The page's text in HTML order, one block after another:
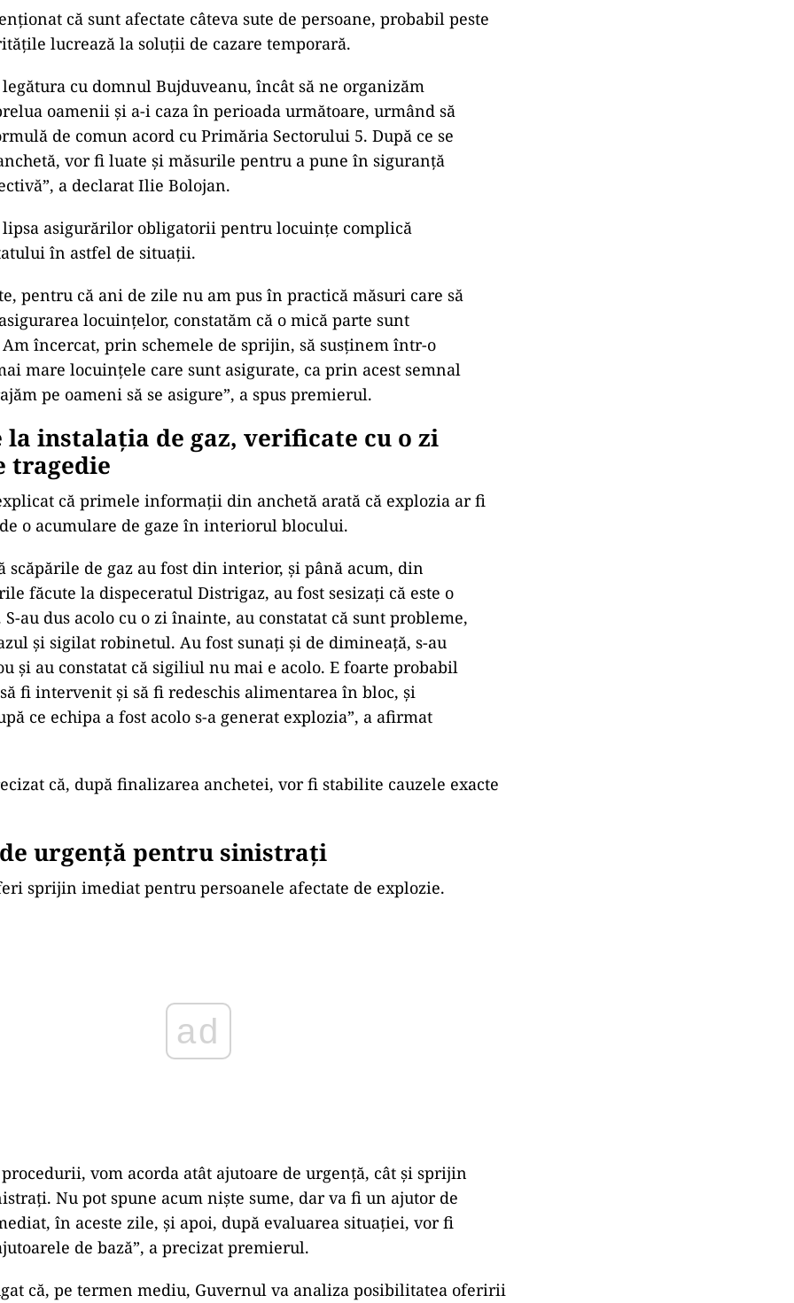
ționat că sunt afectate câteva sute de persoane, probabil peste
lucrează la soluții de cazare temporară.
cu domnul Bujduveanu, încât să ne organizăm
oamenii și a-i caza în perioada următoare, urmând să
de comun acord cu Primăria Sectorului 5. După ce se
vor fi luate și măsurile pentru a pune în siguranță
a declarat Ilie Bolojan.
asigurărilor obligatorii pentru locuințe complică
în astfel de situații.
pentru că ani de zile nu am pus în practică măsuri care să
locuințelor, constatăm că o mică parte sunt
încercat, prin schemele de sprijin, să susținem într-o
mare locuințele care sunt asigurate, ca prin acest semnal
ăm pe oameni să se asigure”, a spus premierul.
la instalația de gaz, verificate cu o zi
tragedie
că primele informații din anchetă arată că explozia ar fi
o acumulare de gaze în interiorul blocului.
scăpările de gaz au fost din interior, și până acum, din
făcute la dispeceratul Distrigaz, au fost sesizați că este o
au dus acolo cu o zi înainte, au constatat că sunt probleme,
și sigilat robinetul. Au fost sunați și de dimineață, s-au
și au constatat că sigiliul nu mai e acolo. E foarte probabil
fi intervenit și să fi redeschis alimentarea în bloc, și
ce echipa a fost acolo s-a generat explozia”, a afirmat
că, după finalizarea anchetei, vor fi stabilite cauzele exacte
urgență pentru sinistrați
sprijin imediat pentru persoanele afectate de explozie.
ad
vom acorda atât ajutoare de urgență, cât și sprijin
Nu pot spune acum niște sume, dar va fi un ajutor de
în aceste zile, și apoi, după evaluarea situației, vor fi
de bază”, a precizat premierul.
că, pe termen mediu, Guvernul va analiza posibilitatea oferirii